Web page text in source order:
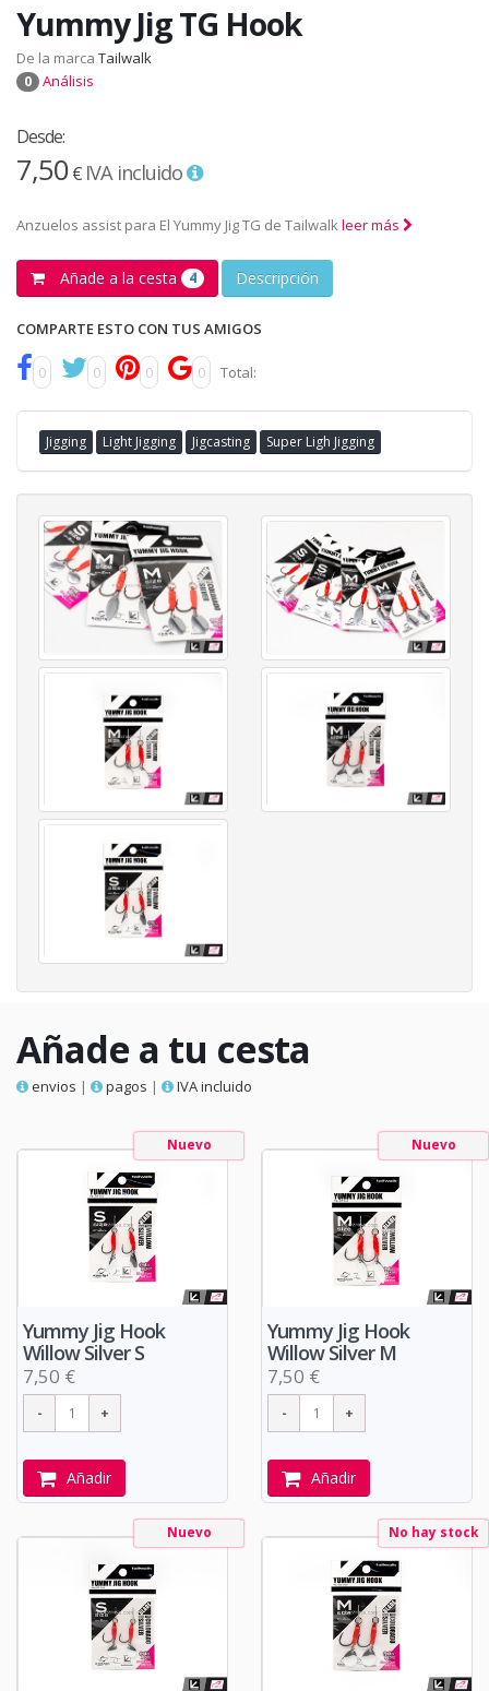
Yummy Jig TG Hook
De la marca Tailwalk
0 Análisis
Desde:
7,50€ IVA incluido
Anzuelos assist para El Yummy Jig TG de Tailwalkleer más
Añade a la cesta 4 Descripción
COMPARTE ESTO CON TUS AMIGOS
0 0 0 0 Total:
Jigging Light Jigging Jigcasting Super Ligh Jigging
Añade a tu cesta
envios | pagos | IVA incluido
Nuevo
Yummy Jig Hook
Willow Silver S
7,50 €
Añadir
Nuevo
Yummy Jig Hook
Willow Silver M
7,50 €
Añadir
Nuevo No hay stock